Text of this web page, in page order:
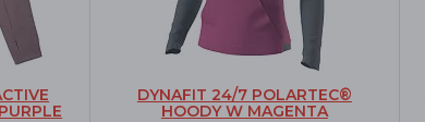
DYNAFIT 24/7 POLARTEC®
HOODY W MAGENTA